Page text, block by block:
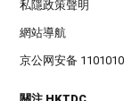
私隱政策聲明
網站導航
京公网安备